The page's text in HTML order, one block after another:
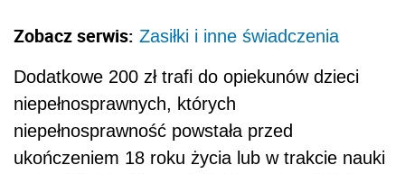
Zobacz serwis: Zasiłki i inne świadczenia
Dodatkowe 200 zł trafi do opiekunów dzieci
niepełnosprawnych, których
niepełnosprawność powstała przed
ukończeniem 18 roku życia lub w trakcie nauki